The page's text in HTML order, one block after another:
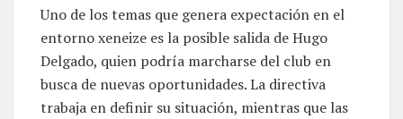
Uno de los temas que genera expectación en el
entorno xeneize es la posible salida de Hugo
Delgado, quien podría marcharse del club en
busca de nuevas oportunidades. La directiva
trabaja en definir su situación, mientras que las